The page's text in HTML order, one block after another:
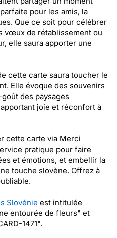
pour les amis, la
Que ce soit pour célébrer
vœux de rétablissement ou
elle saura apporter une
cette carte saura toucher le
Elle évoque des souvenirs
des paysages
joie et réconfort à
cette carte via Merci
pratique pour faire
et émotions, et embellir la
touche slovène. Offrez à
Slovénie est intitulée
entourée de fleurs" et
1471".